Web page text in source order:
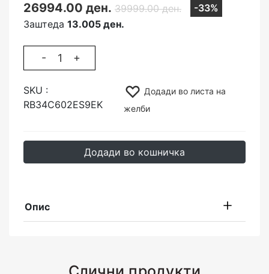
26994.00 ден. 39999.00 ден.
-33%
Заштеда 13.005 ден.
- +
SKU :
RB34C602ES9EK
Додади во листа на
желби
Додади во кошничка
Опис